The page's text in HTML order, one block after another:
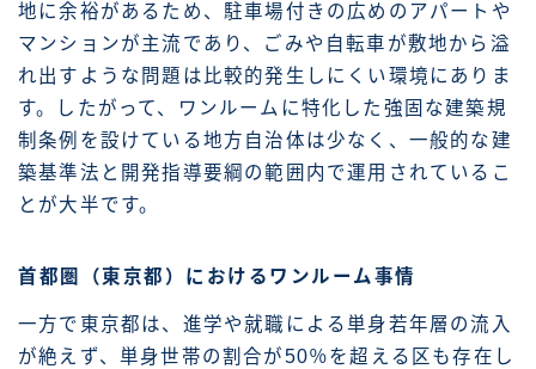
地に余裕があるため、駐車場付きの広めのアパートや
マンションが主流であり、ごみや自転車が敷地から溢
れ出すような問題は比較的発生しにくい環境にありま
す。したがって、ワンルームに特化した強固な建築規
制条例を設けている地方自治体は少なく、一般的な建
築基準法と開発指導要綱の範囲内で運用されているこ
とが大半です。
首都圏（東京都）におけるワンルーム事情
一方で東京都は、進学や就職による単身若年層の流入
が絶えず、単身世帯の割合が50％を超える区も存在し